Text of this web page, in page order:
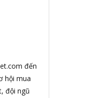
đến
hội mua
đội ngũ